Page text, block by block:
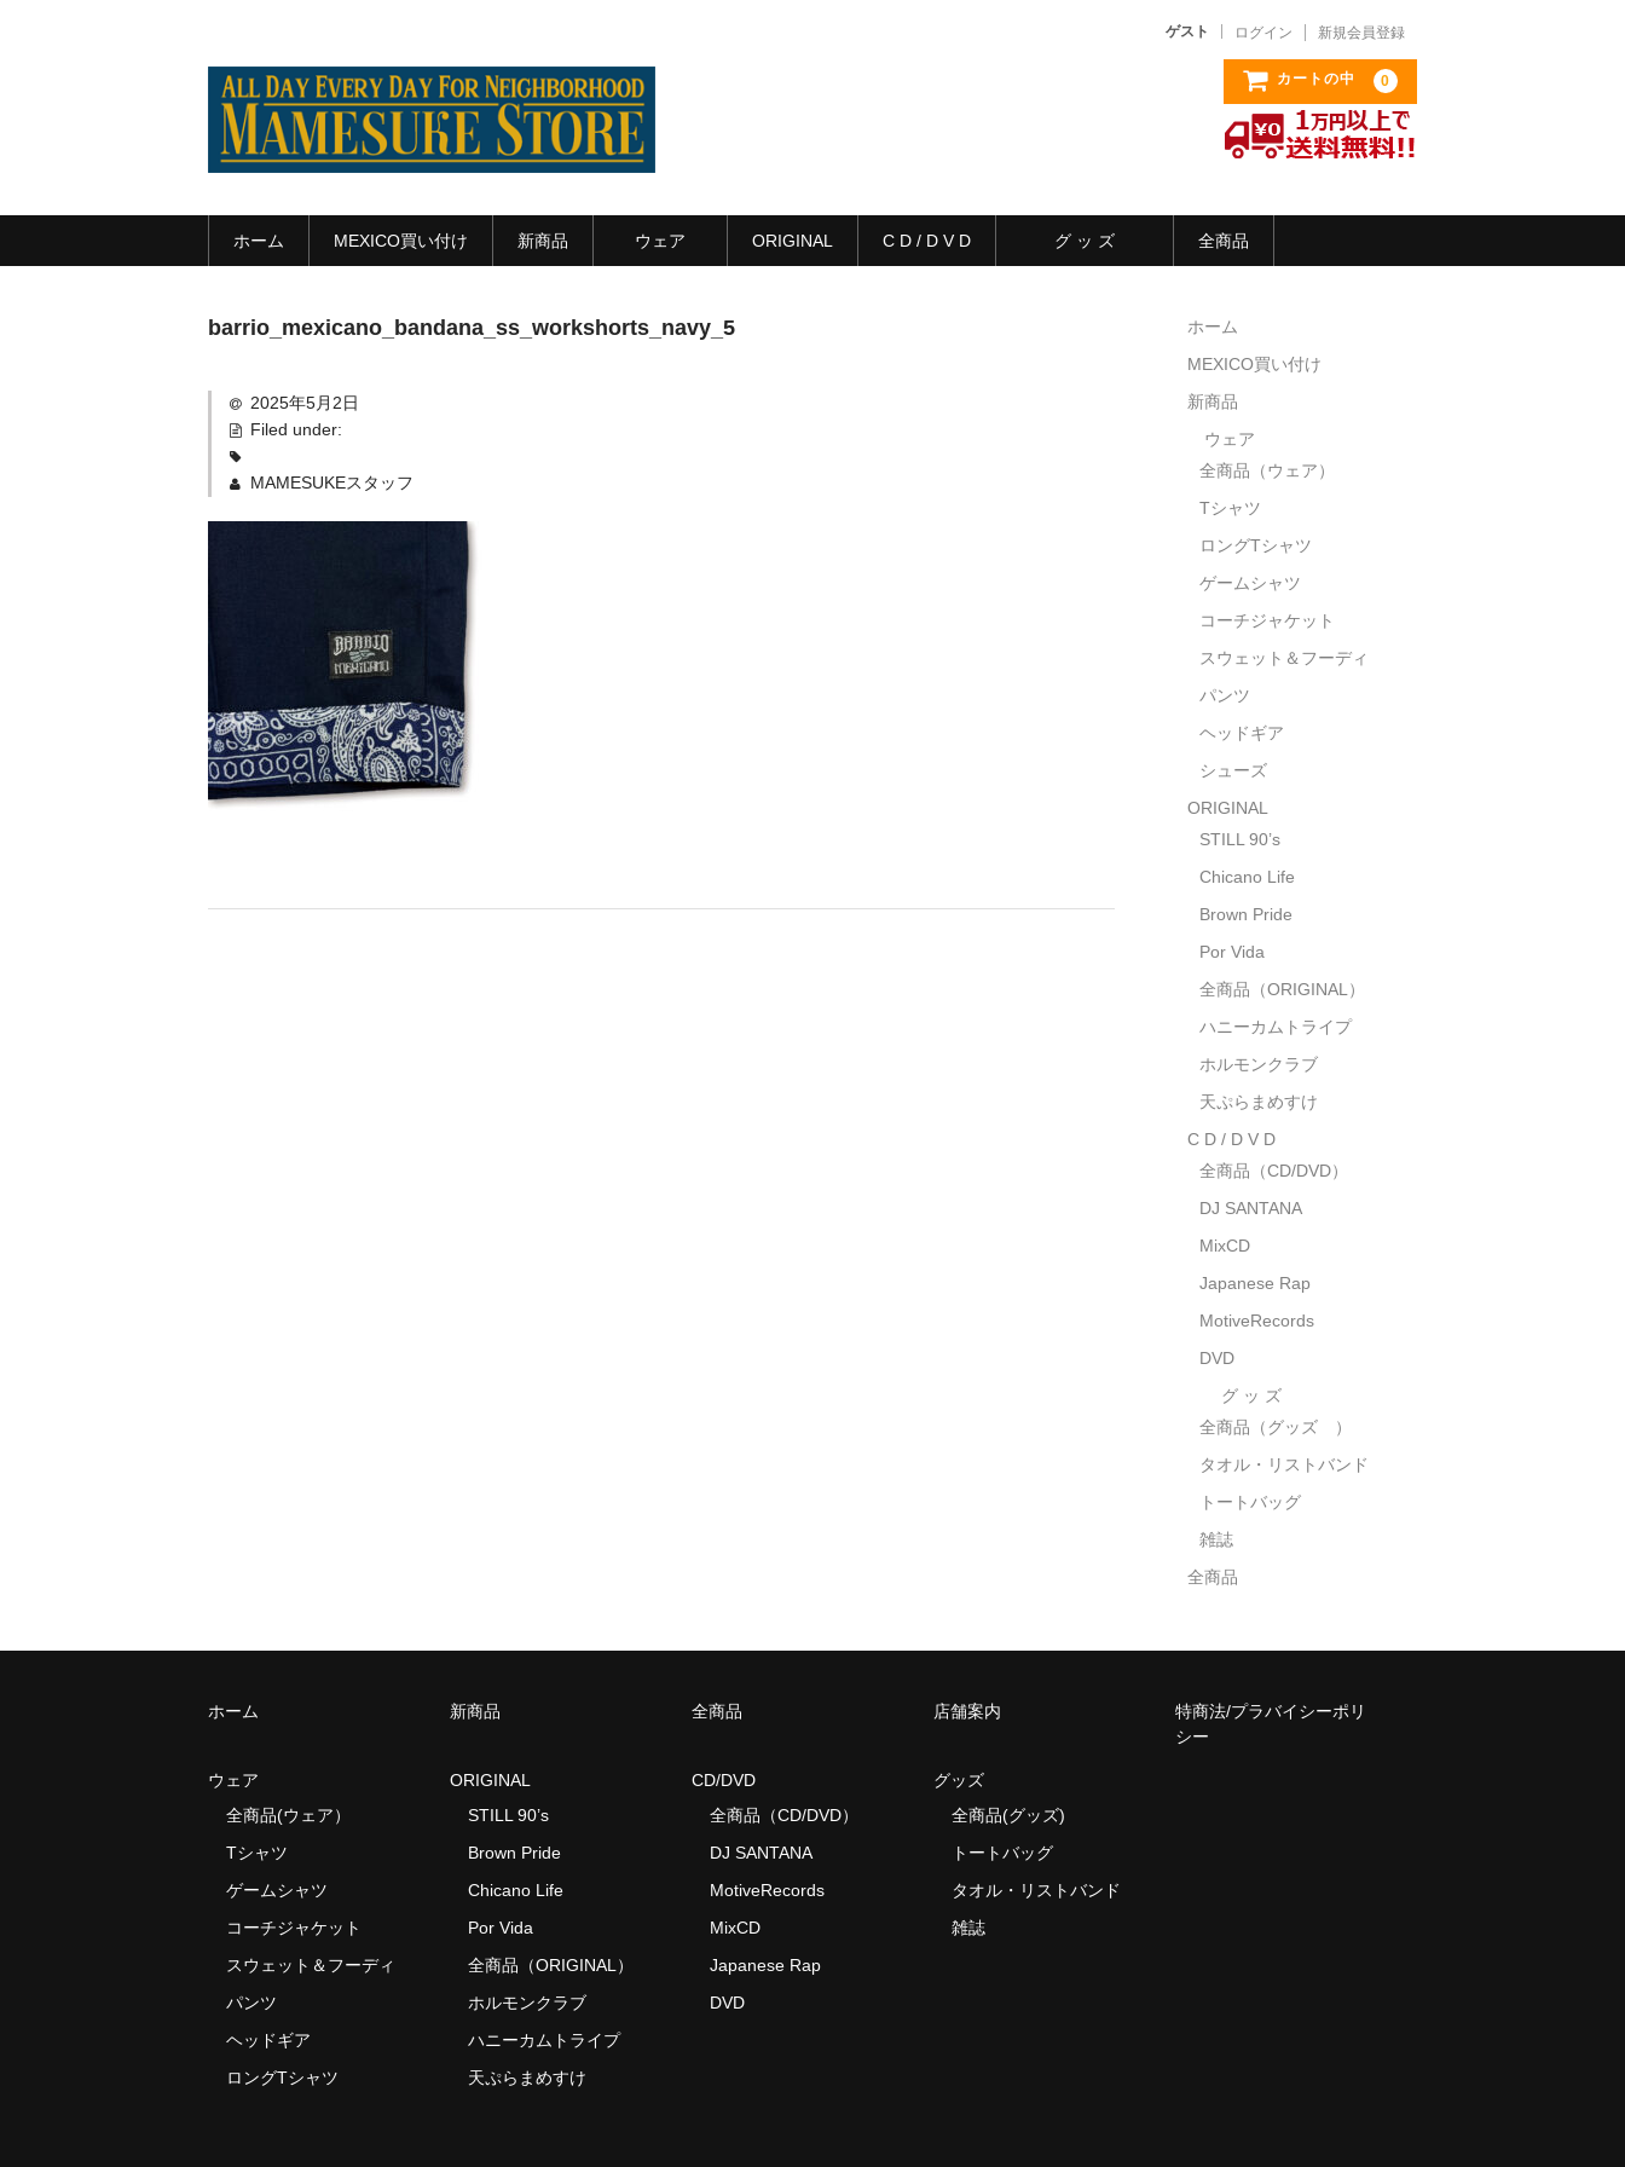
ゲスト ログイン 新規会員登録
カートの中 0
ホーム MEXICO買い付け 新商品 ウェア ORIGINAL C D / D V D グ ッ ズ 全商品
barrio_mexicano_bandana_ss_workshorts_navy_5
2025年5月2日
Filed under:
MAMESUKEスタッフ
ホーム
MEXICO買い付け
新商品
ウェア
全商品（ウェア）
Tシャツ
ロングTシャツ
ゲームシャツ
コーチジャケット
スウェット＆フーディ
パンツ
ヘッドギア
シューズ
ORIGINAL
STILL 90’s
Chicano Life
Brown Pride
Por Vida
全商品（ORIGINAL）
ハニーカムトライプ
ホルモンクラブ
天ぷらまめすけ
C D / D V D
全商品（CD/DVD）
DJ SANTANA
MixCD
Japanese Rap
MotiveRecords
DVD
グ ッ ズ
全商品（グッズ ）
タオル・リストバンド
トートバッグ
雑誌
全商品
ホーム 新商品 全商品 店舗案内
特商法/プラバイシーポリ
シー
ウェア
全商品(ウェア）
Tシャツ
ゲームシャツ
コーチジャケット
スウェット＆フーディ
パンツ
ヘッドギア
ロングTシャツ
ORIGINAL
STILL 90’s
Brown Pride
Chicano Life
Por Vida
全商品（ORIGINAL）
ホルモンクラブ
ハニーカムトライプ
天ぷらまめすけ
CD/DVD
全商品（CD/DVD）
DJ SANTANA
MotiveRecords
MixCD
Japanese Rap
DVD
グッズ
全商品(グッズ)
トートバッグ
タオル・リストバンド
雑誌